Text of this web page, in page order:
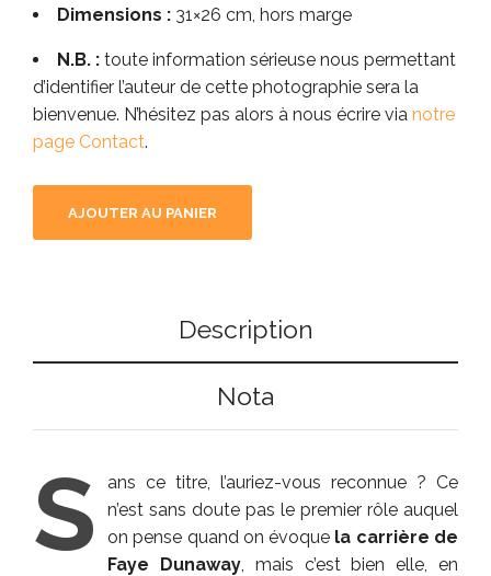
Dimensions : 31×26 cm, hors marge
N.B. : toute information sérieuse nous permettant
d’identifier l’auteur de cette photographie sera la
bienvenue. N’hésitez pas alors à nous écrire via notre
page Contact.
AJOUTER AU PANIER
Description
Nota
S
ans ce titre, l’auriez-vous reconnue ? Ce
n’est sans doute pas le premier rôle auquel
on pense quand on évoque la carrière de
Faye Dunaway, mais c’est bien elle, en